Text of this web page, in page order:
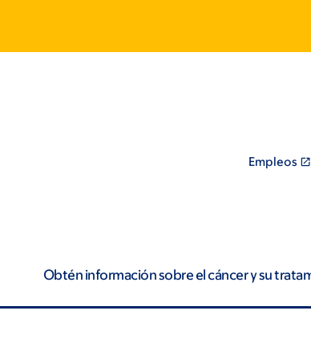
Empleos
Obtén información sobre el cáncer y su